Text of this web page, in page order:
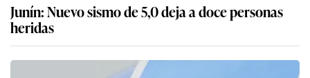
Junín: Nuevo sismo de 5,0 deja a doce personas
heridas